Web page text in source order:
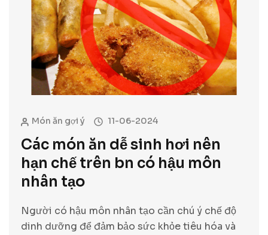
Món ăn gợi ý 11-06-2024
Các món ăn dễ sinh hơi nên
hạn chế trên bn có hậu môn
nhân tạo
Người có hậu môn nhân tạo cần chú ý chế độ
dinh dưỡng để đảm bảo sức khỏe tiêu hóa và